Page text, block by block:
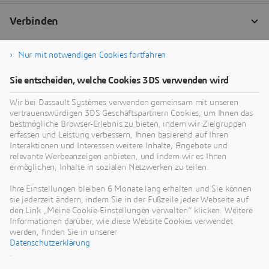
Nur mit notwendigen Cookies fortfahren
Sie entscheiden, welche Cookies 3DS verwenden wird
Wir bei Dassault Systèmes verwenden gemeinsam mit unseren
vertrauenswürdigen 3DS Geschäftspartnern Cookies, um Ihnen das
bestmögliche Browser-Erlebnis zu bieten, indem wir Zielgruppen
erfassen und Leistung verbessern, Ihnen basierend auf Ihren
Interaktionen und Interessen weitere Inhalte, Angebote und
relevante Werbeanzeigen anbieten, und indem wir es Ihnen
ermöglichen, Inhalte in sozialen Netzwerken zu teilen.
Ihre Einstellungen bleiben 6 Monate lang erhalten und Sie können
sie jederzeit ändern, indem Sie in der Fußzeile jeder Webseite auf
den Link „Meine Cookie-Einstellungen verwalten“ klicken. Weitere
Informationen darüber, wie diese Website Cookies verwendet
werden, finden Sie in unserer
Datenschutzerklärung
.